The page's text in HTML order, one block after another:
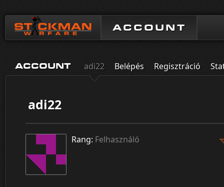
ACCOUNT
ACCOUNT adi22 Belépés Regisztráció
adi22
Rang: Felhasználó